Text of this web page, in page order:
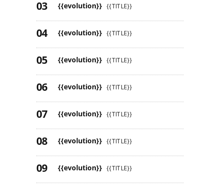
{{evolution}} {{TITLE}}
{{evolution}} {{TITLE}}
{{evolution}} {{TITLE}}
{{evolution}} {{TITLE}}
{{evolution}} {{TITLE}}
{{evolution}} {{TITLE}}
{{evolution}} {{TITLE}}